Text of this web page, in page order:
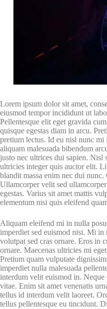
Lorem ipsum dolor sit amet,
eiusmod tempor incididunt ut
Pellentesque elit eget gravida
quisque egestas diam in arcu.
pretium lectus. Id eu nisl nunc
aliquam malesuada bibendum
justo nec ultrices dui sapien. Nisl
ultricies integer quis auctor elit.
blandit massa enim nec dui
Ullamcorper velit sed
egestas. Varius sit amet mattis
elementum nisi quis eleifend
Aliquam eleifend mi in nulla
imperdiet sed euismod nisi. Mi
volutpat sed cras ornare. Eros in
ornare. Maecenas ultricies mi
Pretium quam vulputate
imperdiet nulla malesuada
interdum velit euismod in. Neque
vitae. Enim sit amet venenatis
tellus id interdum velit laoreet.
tellus pellentesque eu tincidunt.